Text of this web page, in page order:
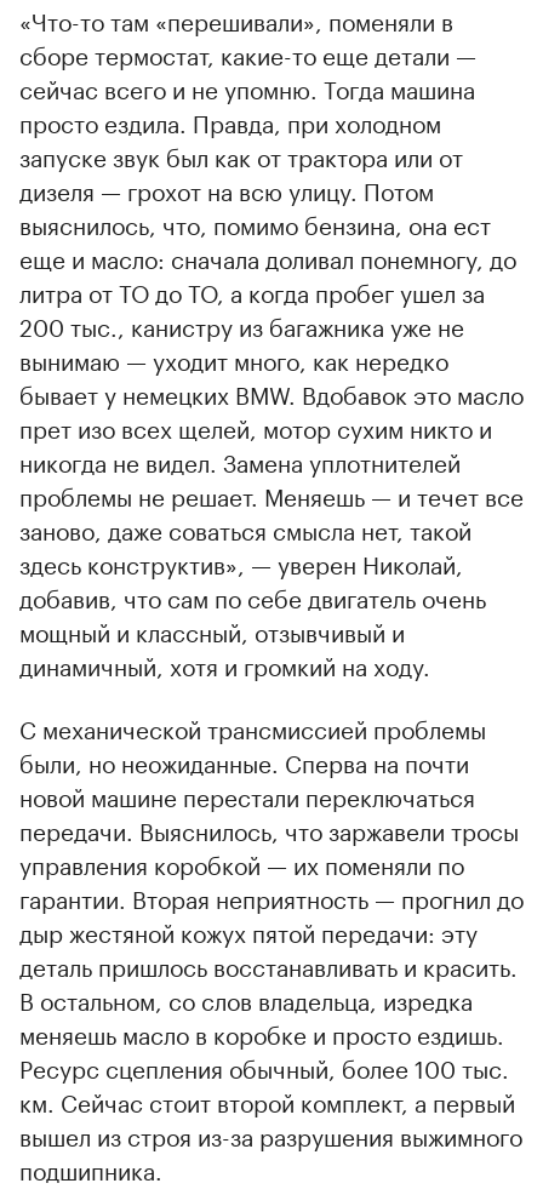
«Что-то там «перешивали», поменяли в
сборе термостат, какие-то еще детали —
сейчас всего и не упомню. Тогда машина
просто ездила. Правда, при холодном
запуске звук был как от трактора или от
дизеля — грохот на всю улицу. Потом
выяснилось, что, помимо бензина, она ест
еще и масло: сначала доливал понемногу, до
литра от ТО до ТО, а когда пробег ушел за
200 тыс., канистру из багажника уже не
вынимаю — уходит много, как нередко
бывает у немецких BMW. Вдобавок это масло
прет изо всех щелей, мотор сухим никто и
никогда не видел. Замена уплотнителей
проблемы не решает. Меняешь — и течет все
заново, даже соваться смысла нет, такой
здесь конструктив», — уверен Николай,
добавив, что сам по себе двигатель очень
мощный и классный, отзывчивый и
динамичный, хотя и громкий на ходу.
С механической трансмиссией проблемы
были, но неожиданные. Сперва на почти
новой машине перестали переключаться
передачи. Выяснилось, что заржавели тросы
управления коробкой — их поменяли по
гарантии. Вторая неприятность — прогнил до
дыр жестяной кожух пятой передачи: эту
деталь пришлось восстанавливать и красить.
В остальном, со слов владельца, изредка
меняешь масло в коробке и просто ездишь.
Ресурс сцепления обычный, более 100 тыс.
км. Сейчас стоит второй комплект, а первый
вышел из строя из-за разрушения выжимного
подшипника.